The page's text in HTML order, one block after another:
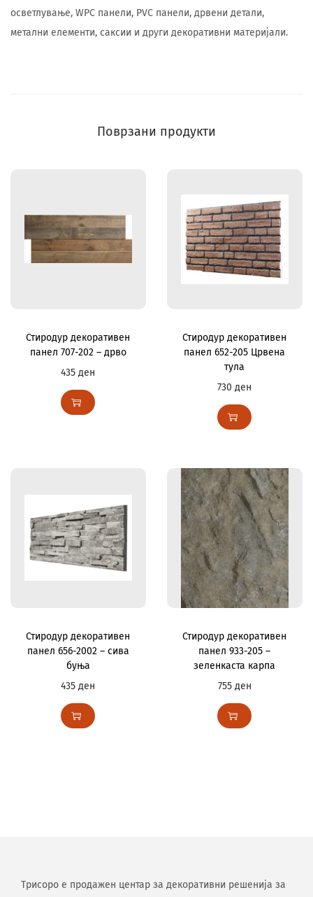
осветлување, WPC панели, PVC панели, дрвени детали,
метални елементи, саксии и други декоративни материјали.
Поврзани продукти
Стиродур декоративен
панел 707-202 – дрво
435ден
Стиродур декоративен
панел 652-205 Црвена
тула
730ден
Стиродур декоративен
панел 656-2002 – сива
буња
435ден
Стиродур декоративен
панел 933-205 –
зеленкаста карпа
755 ден
Трисоро е продажен центар за декоративни решенија за